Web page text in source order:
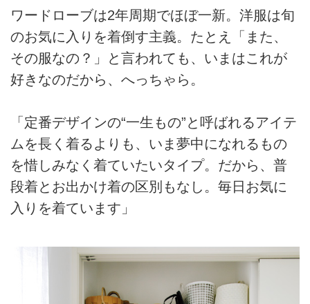
ワードローブは2年周期でほぼ一新。洋服は旬
のお気に入りを着倒す主義。たとえ「また、
その服なの？」と言われても、いまはこれが
好きなのだから、へっちゃら。
「定番デザインの“一生もの”と呼ばれるアイテ
ムを長く着るよりも、いま夢中になれるもの
を惜しみなく着ていたいタイプ。だから、普
段着とお出かけ着の区別もなし。毎日お気に
入りを着ています」